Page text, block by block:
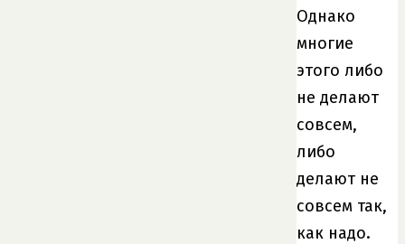
Однако
многие
этого либо
не делают
совсем,
либо
делают не
совсем так,
как надо.